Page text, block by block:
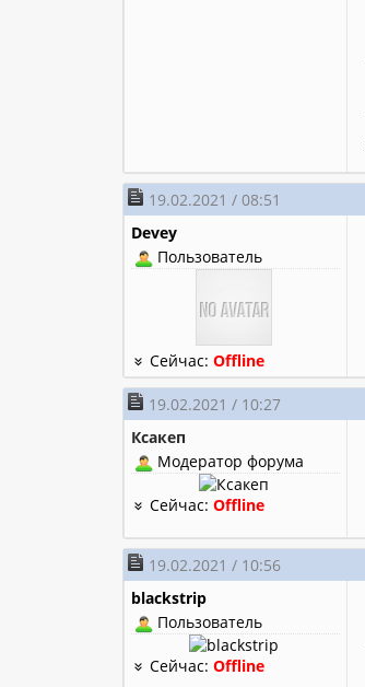
19.02.2021 / 08:51
Devey
Пользователь
Сейчас:Offline
19.02.2021 / 10:27
Ксакеп
Модератор форума
Сейчас:Offline
19.02.2021 / 10:56
blackstrip
Пользователь
Сейчас:Offline